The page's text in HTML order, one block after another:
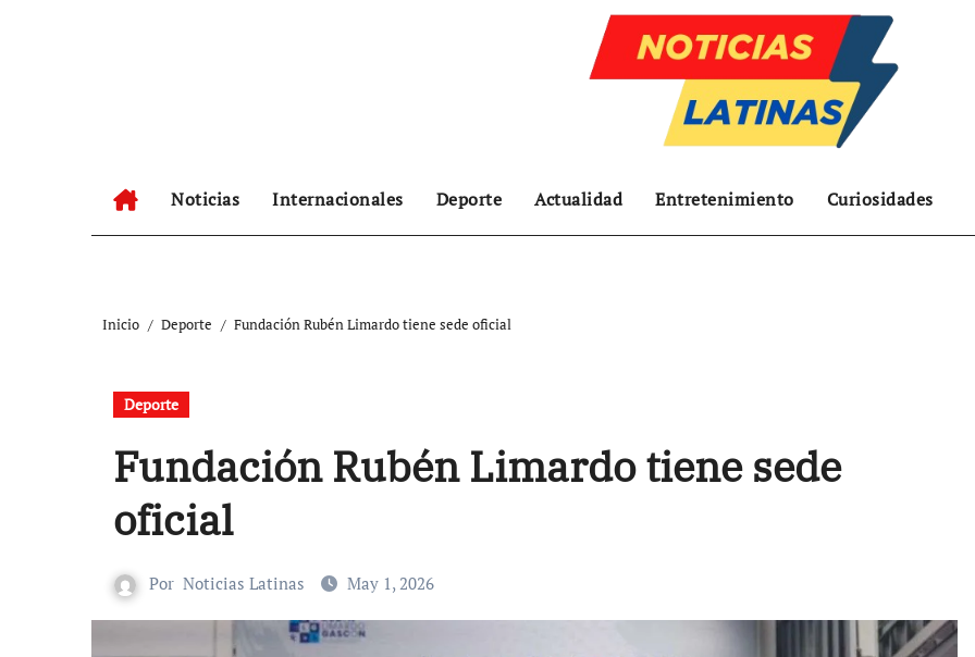
Noticias Internacionales Deporte Actualidad Entretenimiento Curiosidades
Inicio Deporte Fundación Rubén Limardo tiene sede oficial
Deporte
Fundación Rubén Limardo tiene sede
oficial
Por Noticias Latinas May 1, 2026